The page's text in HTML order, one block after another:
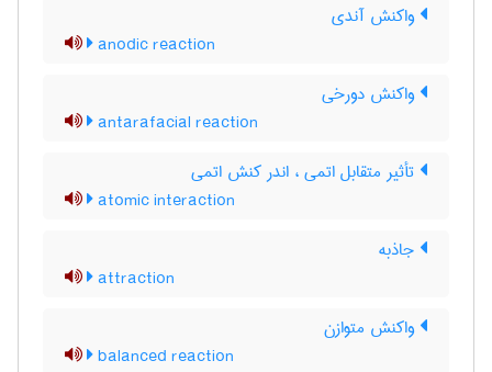
واکنش آندی
anodic reaction
واکنش دورخی
antarafacial reaction
تأثیر متقابل اتمی ، اندر کنش اتمی
atomic interaction
جاذبه
attraction
واکنش متوازن
balanced reaction